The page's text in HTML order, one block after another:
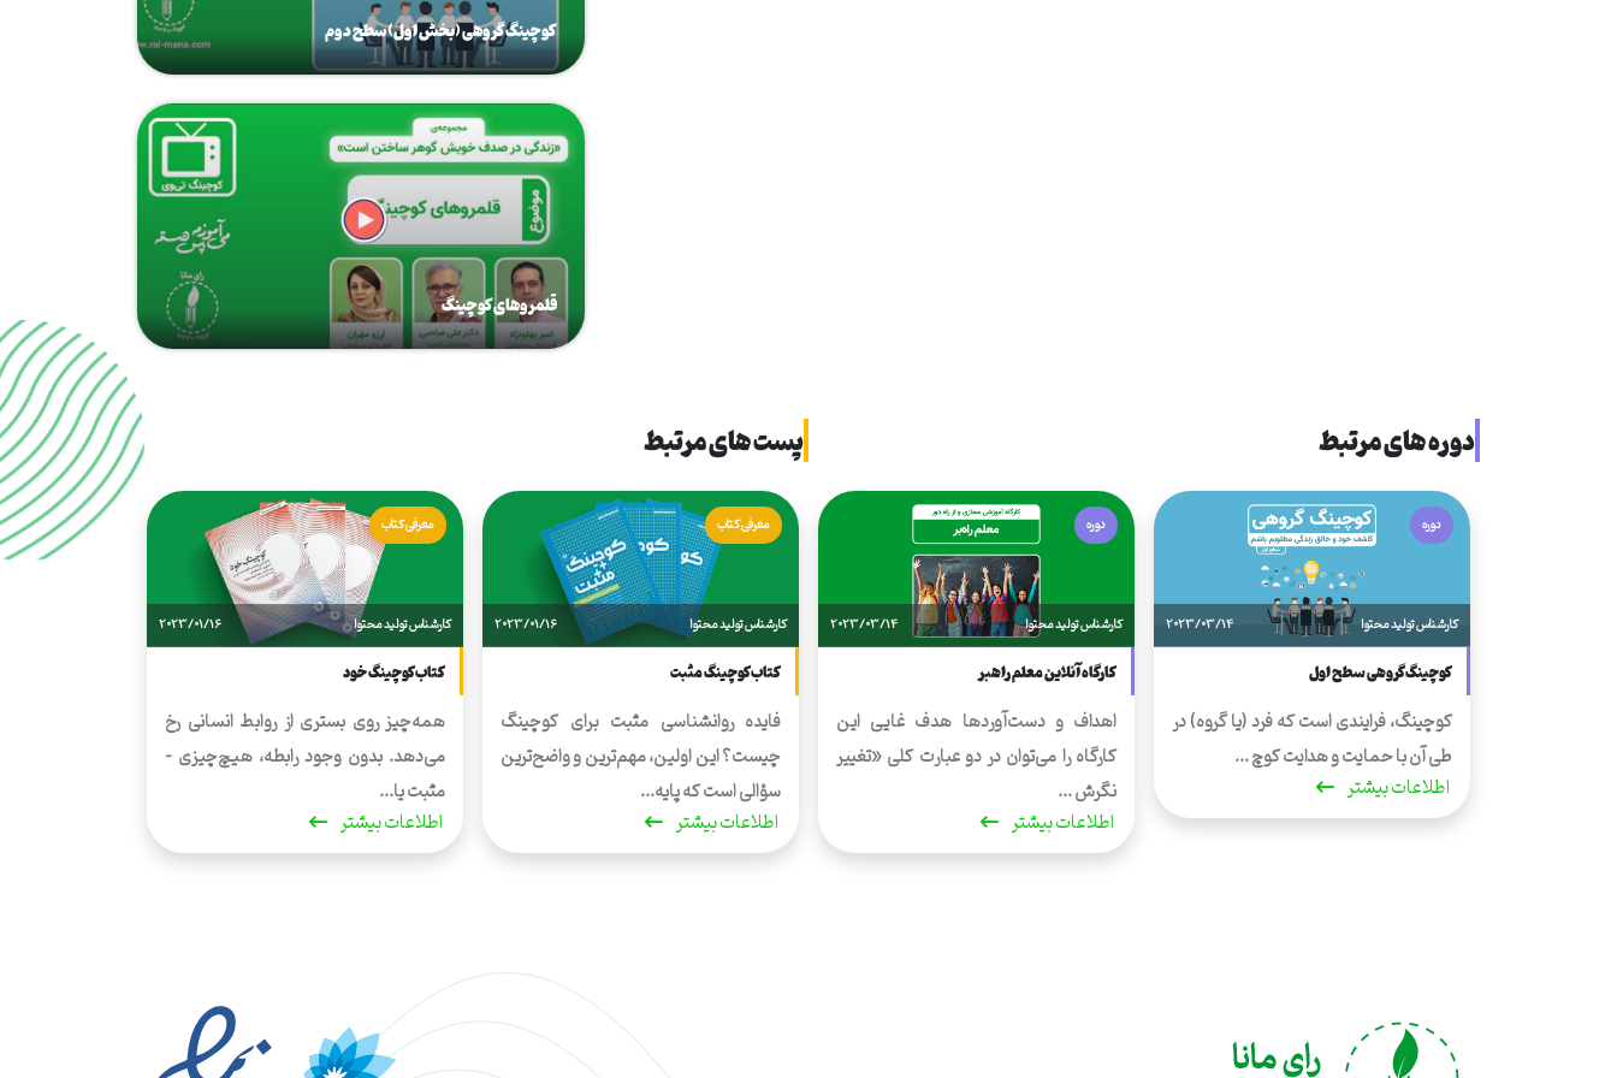
کوچینگ گروهی (بخش اول) سطح دوم
قلمروهای کوچینگ
دوره های مرتبط
دوره
کارشناس تولید محتوا 2023/03/14
کوچینگ گروهی سطح اول
کوچینگ، فرایندی است که فرد (یا گروه) در
طی آن با حمایت و هدایت کوچ ...
اطلاعات بیشتر
دوره
کارشناس تولید محتوا 2023/03/14
کارگاه آنلاین معلم راهبر
اهداف و دست‌آوردها هدف غایی این
کارگاه را می‌توان در دو عبارت کلی «تغییر
نگرش ...
اطلاعات بیشتر
پست های مرتبط
معرفی کتاب
کارشناس تولید محتوا 2023/01/16
کتاب کوچینگ مثبت
فایده روانشناسی مثبت برای کوچینگ
چیست؟ این اولین، مهم‌ترین و واضح‌ترین
سؤالی است که پایه...
اطلاعات بیشتر
معرفی کتاب
کارشناس تولید محتوا 2023/01/16
کتاب کوچینگ خود
همه‌چیز روی بستری از روابط انسانی رخ
می‌دهد. بدون وجود رابطه، هیچ‌چیزی -
مثبت یا...
اطلاعات بیشتر